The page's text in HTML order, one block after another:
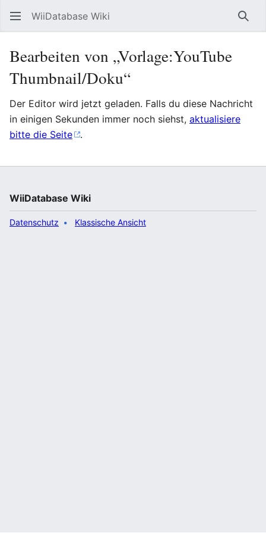
WiiDatabase Wiki
Bearbeiten von „Vorlage:YouTube
Thumbnail/Doku“
Der Editor wird jetzt geladen. Falls du diese Nachricht
in einigen Sekunden immer noch siehst, aktualisiere
bitte die Seite
.
WiiDatabase Wiki
Datenschutz Klassische Ansicht